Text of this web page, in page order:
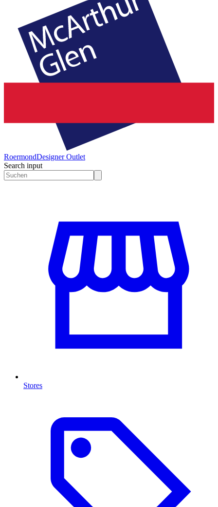
RoermondDesigner Outlet
Search input
Stores